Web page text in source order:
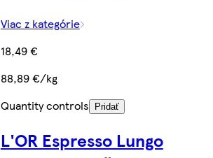
Viac z kategórie
18,49 €
88,89 €/kg
Quantity controls
Pridať
L'OR Espresso Lungo